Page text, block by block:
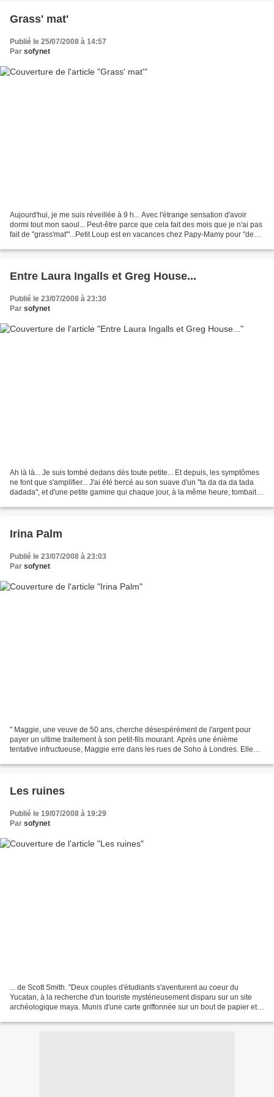
Grass' mat'
Publié le 25/07/2008 à 14:57
Par sofynet
Aujourd'hui, je me suis réveillée à 9 h... Avec l'étrange sensation d'avoir
dormi tout mon saoul... Peut-être parce que cela fait des mois que je n'ai pas
fait de "grass'mat'"...Petit Loup est en vacances chez Papy-Mamy pour "deux
Entre Laura Ingalls et Greg House...
Publié le 23/07/2008 à 23:30
Par sofynet
Ah là là... Je suis tombé dedans dès toute petite... Et depuis, les symptômes
ne font que s'amplifier... J'ai été bercé au son suave d'un "ta da da da tada
dadada", et d'une petite gamine qui chaque jour, à la même heure, tombait
Irina Palm
Publié le 23/07/2008 à 23:03
Par sofynet
" Maggie, une veuve de 50 ans, cherche désespérément de l'argent pour
payer un ultime traitement à son petit-fils mourant. Après une énième
tentative infructueuse, Maggie erre dans les rues de Soho à Londres. Elle
Les ruines
Publié le 19/07/2008 à 19:29
Par sofynet
... de Scott Smith. "Deux couples d'étudiants s'aventurent au coeur du
Yucatan, à la recherche d'un touriste mystérieusement disparu sur un site
archéologique maya. Munis d'une carte griffonnée sur un bout de papier et